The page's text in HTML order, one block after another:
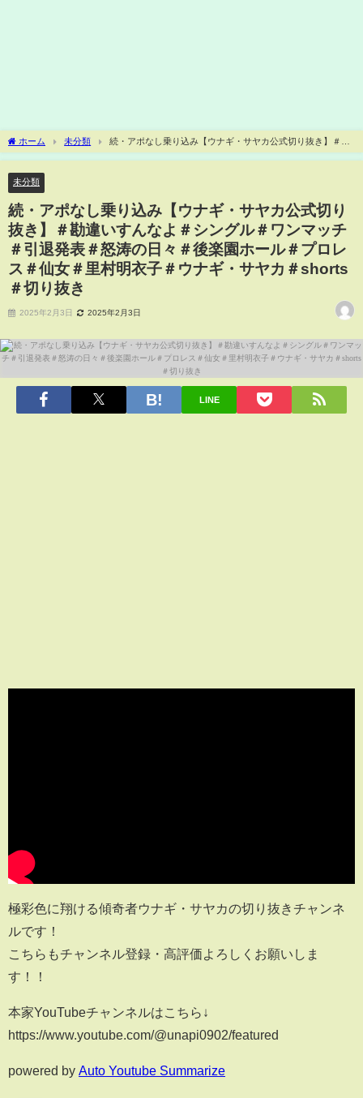
ホーム 未分類
続・アポなし乗り込み【ウナギ・サヤカ公式切り抜き】＃勘
違いすんなよ＃シングル＃ワンマッチ＃引退発表＃怒涛の日々＃後楽園ホール＃プロ
未分類
続・アポなし乗り込み【ウナギ・サヤカ公式切り
抜き】＃勘違いすんなよ＃シングル＃ワンマッチ
＃引退発表＃怒涛の日々＃後楽園ホール＃プロレ
ス＃仙女＃里村明衣子＃ウナギ・サヤカ＃shorts
＃切り抜き
2025年2月3日 2025年2月3日
LINE
極彩色に翔ける傾奇者ウナギ・サヤカの切り抜きチャンネ
ルです！
こちらもチャンネル登録・高評価よろしくお願いしま
す！！
本家YouTubeチャンネルはこちら↓
https://www.youtube.com/@unapi0902/featured
powered by Auto Youtube Summarize